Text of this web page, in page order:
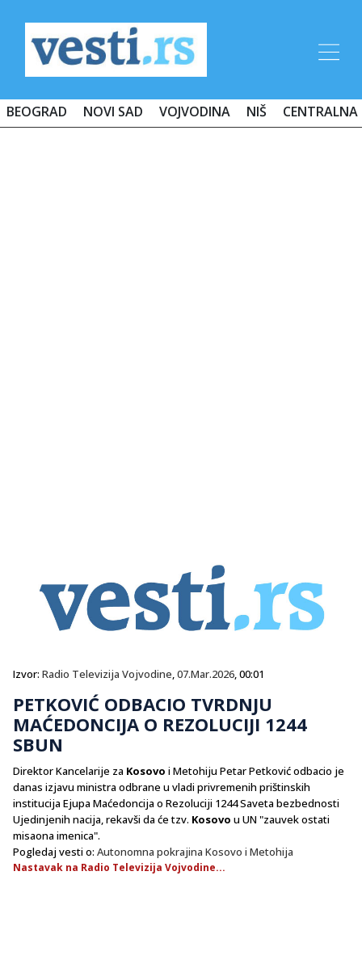
BEOGRAD NOVI SAD VOJVODINA NIŠ CENTRALNA
Izvor: Radio Televizija Vojvodine,07.Mar.2026, 00:01
PETKOVIĆ ODBACIO TVRDNJU
MAĆEDONCIJA O REZOLUCIJI 1244
SBUN
Direktor Kancelarije za Kosovo i Metohiju Petar Petković odbacio je
danas izjavu ministra odbrane u vladi privremenih prištinskih
institucija Ejupa Maćedoncija o Rezoluciji 1244 Saveta bezbednosti
Ujedinjenih nacija, rekavši da će tzv. Kosovo u UN "zauvek ostati
misaona imenica".
Pogledaj vesti o: Autonomna pokrajina Kosovo i Metohija
Nastavak na Radio Televizija Vojvodine...